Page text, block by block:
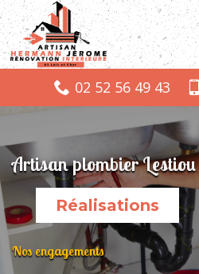
02 52 56 49 43
Artisan plombier
Réalisations
Nos engagements